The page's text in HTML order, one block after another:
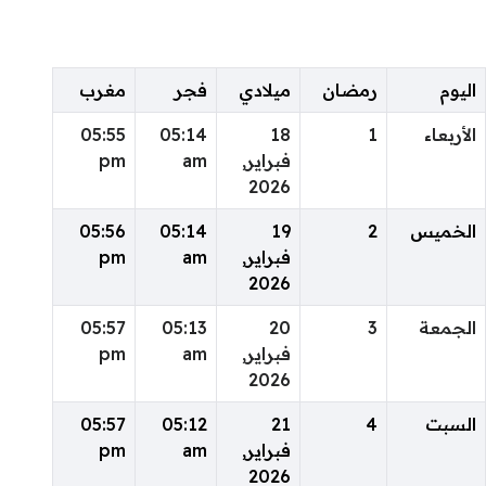
اليوم رمضان ميلادي فجر مغرب
الأربعاء 1
18
فبراير,
2026
05:14
am
05:55
pm
الخميس 2
19
فبراير,
2026
05:14
am
05:56
pm
الجمعة 3
20
فبراير,
2026
05:13
am
05:57
pm
السبت 4
21
فبراير,
2026
05:12
am
05:57
pm